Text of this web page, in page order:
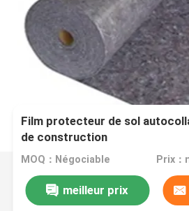
Film protecteur de sol
de construction
MOQ：Négociable Prix
meilleur prix